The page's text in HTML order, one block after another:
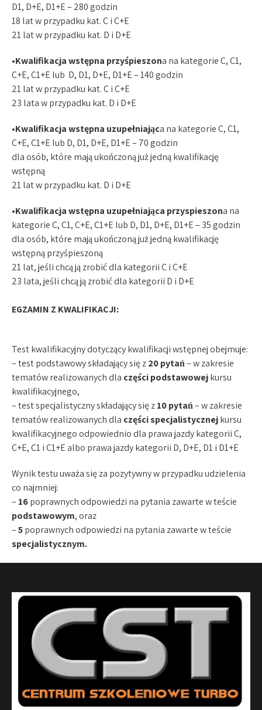
D1, D+E, D1+E – 280 godzin
18 lat w przypadku kat. C i C+E
21 lat w przypadku kat. D i D+E
•Kwalifikacja wstępna przyśpieszona na kategorie C, C1,
C+E, C1+E lub D, D1, D+E, D1+E – 140 godzin
21 lat w przypadku kat. C i C+E
23 lata w przypadku kat. D i D+E
•Kwalifikacja wstępna uzupełniająca na kategorie C, C1,
C+E, C1+E lub D, D1, D+E, D1+E – 70 godzin
dla osób, które mają ukończoną już jedną kwalifikację
wstępną
21 lat w przypadku kat. D i D+E
•Kwalifikacja wstępna uzupełniająca przyspieszona na
kategorie C, C1, C+E, C1+E lub D, D1, D+E, D1+E – 35 godzin
dla osób, które mają ukończoną już jedną kwalifikację
wstępną przyśpieszoną
21 lat, jeśli chcą ją zrobić dla kategorii C i C+E
23 lata, jeśli chcą ją zrobić dla kategorii D i D+E
EGZAMIN Z KWALIFIKACJI:
Test kwalifikacyjny dotyczący kwalifikacji wstępnej obejmuje:
– test podstawowy składający się z20 pytań– w zakresie
tematów realizowanych dla części podstawowejkursu
kwalifikacyjnego,
– test specjalistyczny składający się z10 pytań– w zakresie
tematów realizowanych dla części specjalistycznejkursu
kwalifikacyjnego odpowiednio dla prawa jazdy kategorii C,
C+E, C1 i C1+E albo prawa jazdy kategorii D, D+E, D1 i D1+E
Wynik testu uważa się za pozytywny w przypadku udzielenia
co najmniej:
– 16poprawnych odpowiedzi na pytania zawarte w teście
podstawowym, oraz
–5poprawnych odpowiedzi na pytania zawarte w teście
specjalistycznym.